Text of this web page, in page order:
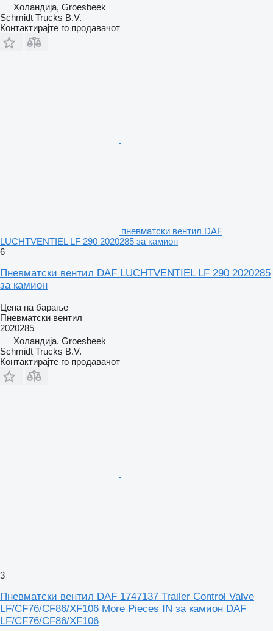
Холандија, Groesbeek
Schmidt Trucks B.V.
Контактирајте го продавачот
пневматски вентил DAF
LUCHTVENTIEL LF 290 2020285 за камион
6
Пневматски вентил DAF LUCHTVENTIEL LF 290 2020285
за камион
Цена на барање
Пневматски вентил
2020285
Холандија, Groesbeek
Schmidt Trucks B.V.
Контактирајте го продавачот
3
Пневматски вентил DAF 1747137 Trailer Control Valve
LF/CF76/CF86/XF106 More Pieces IN за камион DAF
LF/CF76/CF86/XF106